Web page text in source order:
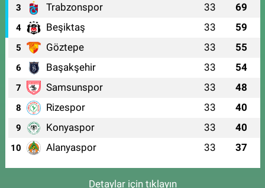
3 Trabzonspor 33 69
4 Beşiktaş 33 59
5 Göztepe 33 55
6 Başakşehir 33 54
7 Samsunspor 33 48
8 Rizespor 33 40
9 Konyaspor 33 40
10 Alanyaspor 33 37
Detaylar için tıklayın